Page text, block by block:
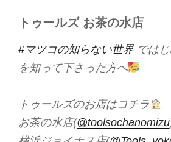
トゥールズ お茶の水店
#マツコの知らない世界 では
を知って下さった方へ
トゥールズのお店はコチラ
お茶の水店(@toolsochanomizu